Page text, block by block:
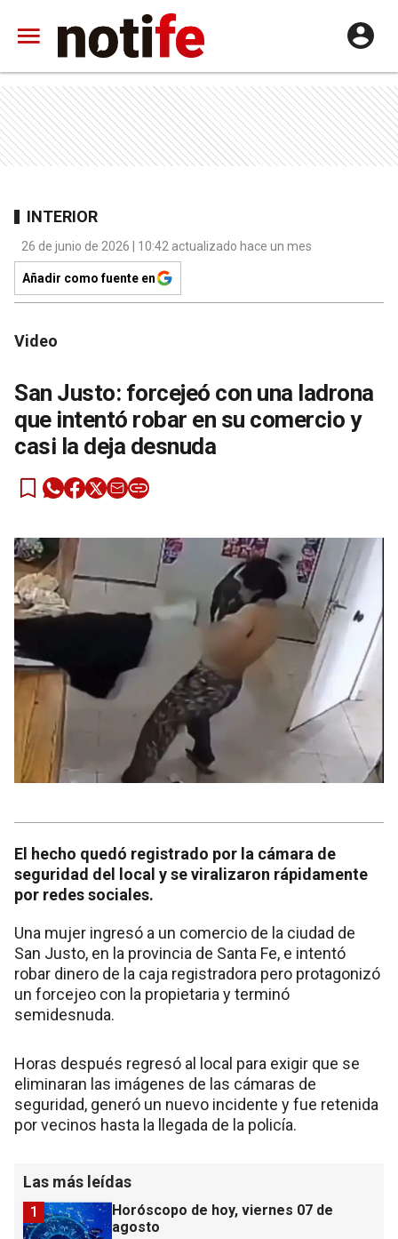
INTERIOR
26 de junio de 2026 | 10:42 actualizado hace un mes
Añadir como fuente en
Video
San Justo: forcejeó con una ladrona
que intentó robar en su comercio y
casi la deja desnuda
El hecho quedó registrado por la cámara de
seguridad del local y se viralizaron rápidamente
por redes sociales.
Una mujer ingresó a un comercio de la ciudad de
San Justo, en la provincia de Santa Fe, e intentó
robar dinero de la caja registradora pero protagonizó
un forcejeo con la propietaria y terminó
semidesnuda.
Horas después regresó al local para exigir que se
eliminaran las imágenes de las cámaras de
seguridad, generó un nuevo incidente y fue retenida
por vecinos hasta la llegada de la policía.
Las más leídas
Horóscopo de hoy, viernes 07 de
agosto
1